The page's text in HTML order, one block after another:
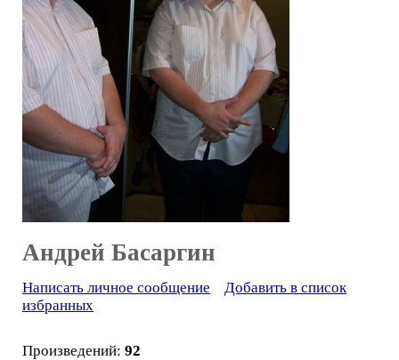
Андрей Басаргин
Написать личное сообщение
Добавить в список
избранных
Произведений: 92